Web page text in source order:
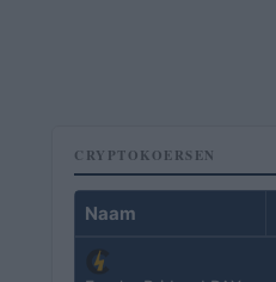
CRYPTOKOERSEN
Naam